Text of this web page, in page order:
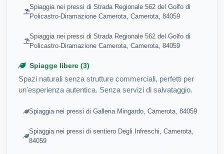
Spiaggia nei pressi di Strada Regionale 562 del Golfo di
Policastro-Diramazione Camerota, Camerota, 84059
Spiaggia nei pressi di Strada Regionale 562 del Golfo di
Policastro-Diramazione Camerota, Camerota, 84059
Spiagge libere (3)
Spazi naturali senza strutture commerciali, perfetti per
un'esperienza autentica. Senza servizi di salvataggio.
Spiaggia nei pressi di Galleria Mingardo, Camerota, 84059
Spiaggia nei pressi di sentiero Degli Infreschi, Camerota,
84059